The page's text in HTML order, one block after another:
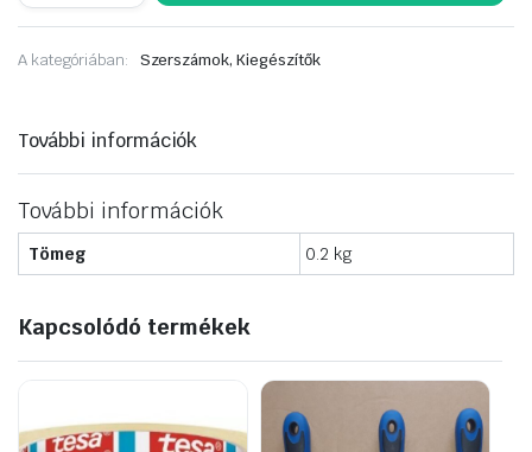
soros
A kategóriában: Szerszámok, Kiegészítők
További információk
További információk
Tömeg 0.2 kg
Kapcsolódó termékek